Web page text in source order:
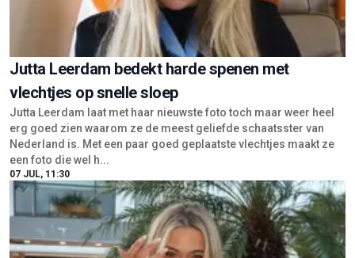
Jutta Leerdam bedekt harde spenen met
vlechtjes op snelle sloep
Jutta Leerdam laat met haar nieuwste foto toch maar weer heel
erg goed zien waarom ze de meest geliefde schaatsster van
Nederland is. Met een paar goed geplaatste vlechtjes maakt ze
een foto die wel h...
07 JUL, 11:30